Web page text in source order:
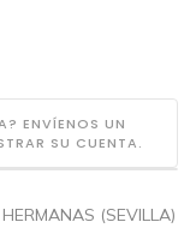
ENVÍENOS UN
SU CUENTA.
(SEVILLA)